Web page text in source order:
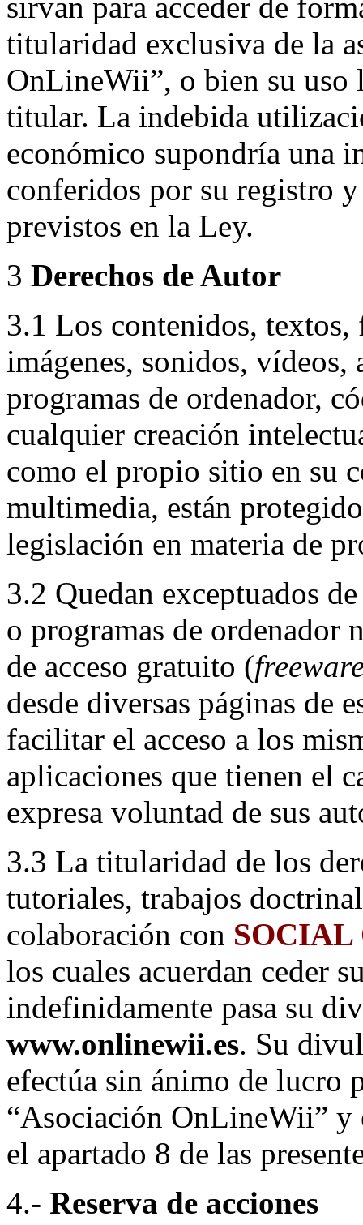
sirvan para acceder de
titularidad exclusiva de la
OnLineWii”, o bien su
titular. La indebida
económico supondría una
conferidos por su registro
previstos en la Ley.
3 Derechos de Autor
3.1 Los contenidos,
imágenes, sonidos, vídeos,
programas de ordenador,
cualquier creación
como el propio sitio en su
multimedia, están
legislación en materia de
3.2 Quedan exceptuados
o programas de ordenador
de acceso gratuito (
desde diversas páginas de
facilitar el acceso a los
aplicaciones que tienen el
expresa voluntad de sus
3.3 La titularidad de los
tutoriales, trabajos
colaboración con SOCIAL
los cuales acuerdan ceder
indefinidamente pasa su
www.onlinewii.es. Su
efectúa sin ánimo de lucro
“Asociación OnLineWii” y
el apartado 8 de las
4.- Reserva de acciones